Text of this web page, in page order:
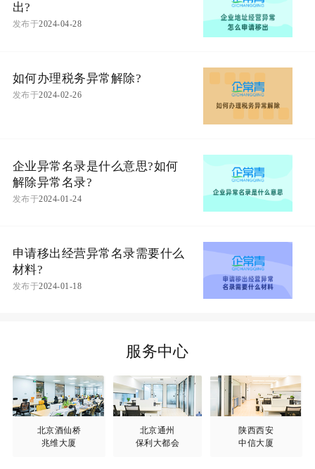
出?
发布于2024-04-28
如何办理税务异常解除?
发布于2024-02-26
企业异常名录是什么意思?如何
解除异常名录?
发布于2024-01-24
申请移出经营异常名录需要什么
材料?
发布于2024-01-18
服务中心
北京酒仙桥
兆维大厦
北京通州
保利大都会
陕西西安
中信大厦